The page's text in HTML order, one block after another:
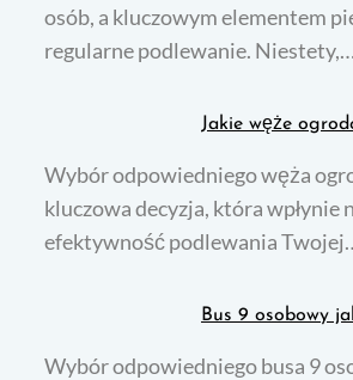
osób, a kluczowym elementem
regularne podlewanie. Niestety,…
Jakie węże
Wybór odpowiedniego węża
kluczowa decyzja, która wpłynie
efektywność podlewania
Bus 9 osobowy
Wybór odpowiedniego busa 9